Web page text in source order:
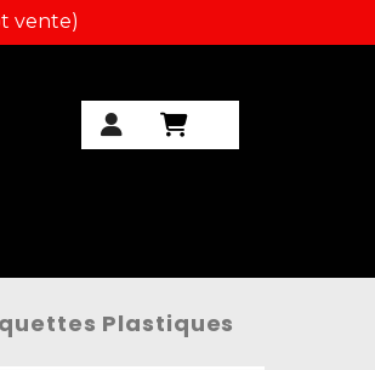
vente)
Plastiques